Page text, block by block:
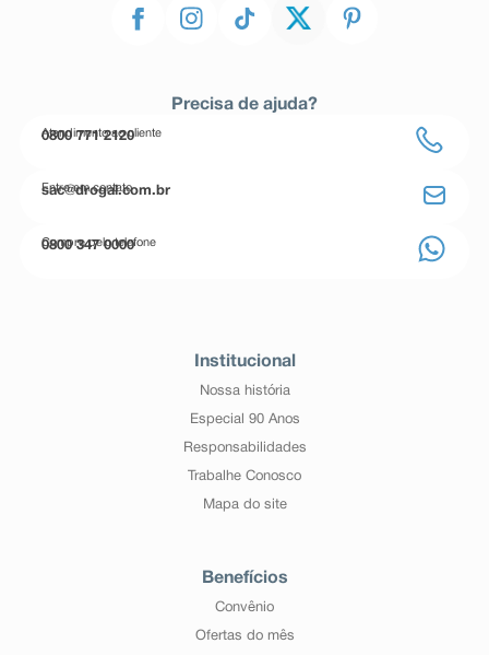
Precisa de ajuda?
Atendimento ao cliente
0800 771 2120
Entre em contato
sac@drogal.com.br
Compre pelo telefone
0800 347 0000
Institucional
Nossa história
Especial 90 Anos
Responsabilidades
Trabalhe Conosco
Mapa do site
Benefícios
Convênio
Ofertas do mês